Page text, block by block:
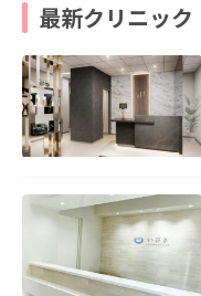
最新クリニック